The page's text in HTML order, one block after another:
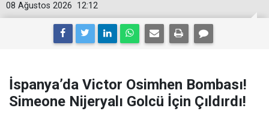
12:12
08 Ağustos 2026
İspanya’da Victor Osimhen Bombası!
Simeone Nijeryalı Golcü İçin Çıldırdı!